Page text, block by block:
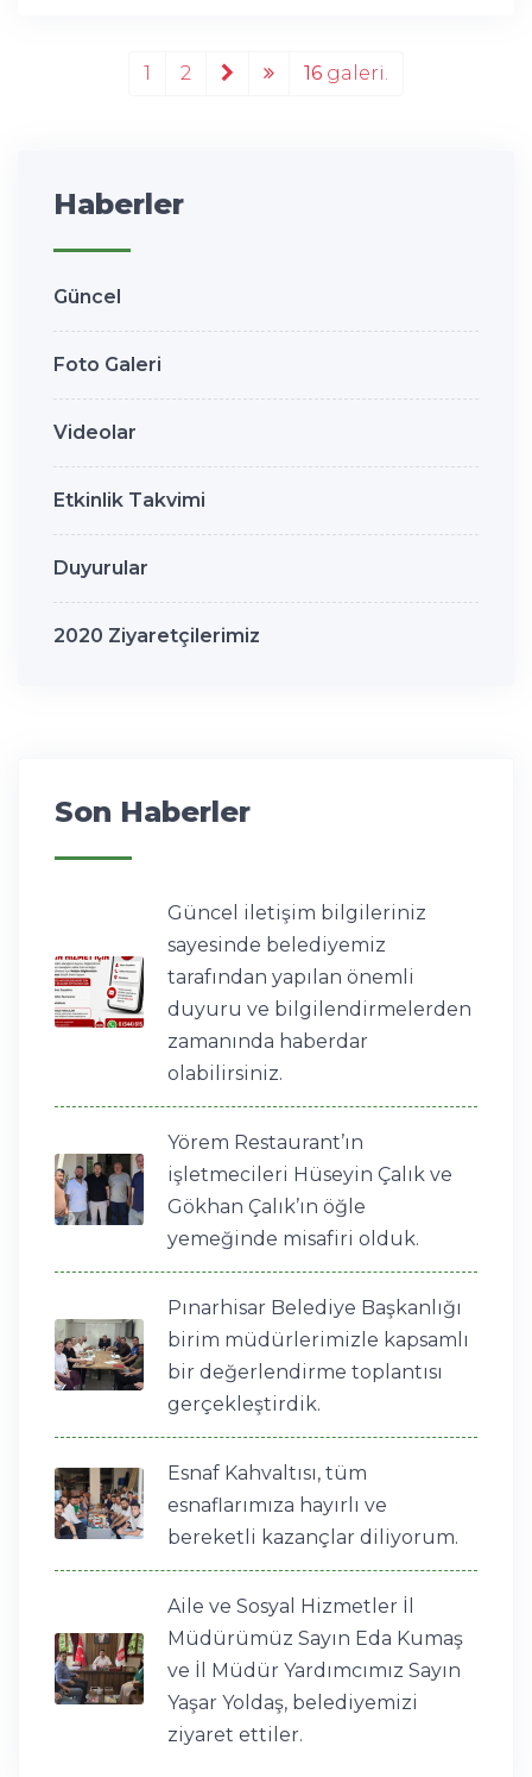
1 2 16 galeri.
Haberler
Güncel
Foto Galeri
Videolar
Etkinlik Takvimi
Duyurular
2020 Ziyaretçilerimiz
Son Haberler
Güncel iletişim bilgileriniz
sayesinde belediyemiz
tarafından yapılan önemli
duyuru ve bilgilendirmelerden
zamanında haberdar
olabilirsiniz.
Yörem Restaurant’ın
işletmecileri Hüseyin Çalık ve
Gökhan Çalık’ın öğle
yemeğinde misafiri olduk.
Pınarhisar Belediye Başkanlığı
birim müdürlerimizle kapsamlı
bir değerlendirme toplantısı
gerçekleştirdik.
Esnaf Kahvaltısı, tüm
esnaflarımıza hayırlı ve
bereketli kazançlar diliyorum.
Aile ve Sosyal Hizmetler İl
Müdürümüz Sayın Eda Kumaş
ve İl Müdür Yardımcımız Sayın
Yaşar Yoldaş, belediyemizi
ziyaret ettiler.